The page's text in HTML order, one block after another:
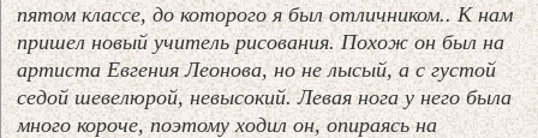
пятом классе, до которого я был отличником.. К нам
пришел новый учитель рисования. Похож он был на
артиста Евгения Леонова, но не лысый, а с густой
седой шевелюрой, невысокий. Левая нога у него была
много короче, поэтому ходил он, опираясь на